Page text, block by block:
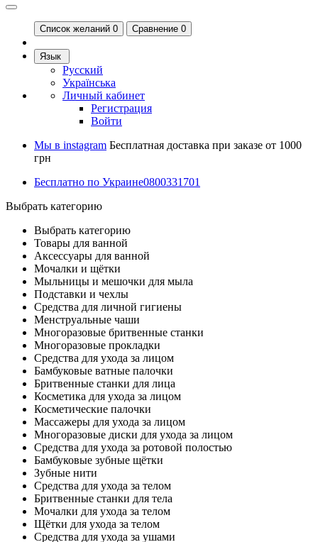
Список желаний 0 Сравнение 0
Язык
Русский
Українська
Личный кабинет
Регистрация
Войти
Мы в instagram Бесплатная доставка при заказе от 1000
грн
Бесплатно по Украине0800331701
Выбрать категорию
Выбрать категорию
Товары для ванной
Аксессуары для ванной
Мочалки и щётки
Мыльницы и мешочки для мыла
Подставки и чехлы
Средства для личной гигиены
Менструальные чаши
Многоразовые бритвенные станки
Многоразовые прокладки
Средства для ухода за лицом
Бамбуковые ватные палочки
Бритвенные станки для лица
Косметика для ухода за лицом
Косметические палочки
Массажеры для ухода за лицом
Многоразовые диски для ухода за лицом
Средства для ухода за ротовой полостью
Бамбуковые зубные щётки
Зубные нити
Средства для ухода за телом
Бритвенные станки для тела
Мочалки для ухода за телом
Щётки для ухода за телом
Средства для ухода за ушами